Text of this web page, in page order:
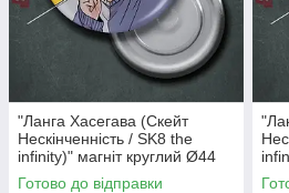
"Ланга Хасегава (Скейт
Нескінченність / SK8 the
infinity)" магніт круглий Ø44
мм
Готово до відправки
мм